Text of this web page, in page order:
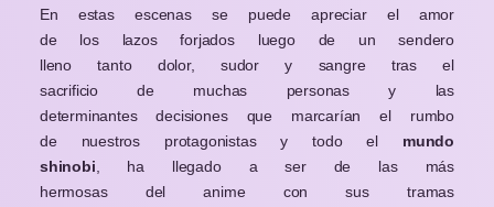
En estas escenas se puede apreciar el amor
de los lazos forjados luego de un sendero
lleno tanto dolor, sudor y sangre tras el
sacrificio de muchas personas y las
determinantes decisiones que marcarían el rumbo
de nuestros protagonistas y todo el mundo
shinobi , ha llegado a ser de las más
hermosas del anime con sus tramas